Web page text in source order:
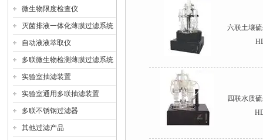
微生物限度检查仪
灭菌排液一体化薄膜过滤系统
自动液液萃取仪
多联微生物检测薄膜过滤系统
实验室抽滤装置
实验室通用多联抽滤装置
多联不锈钢过滤器
其他过滤产品
六联土壤
四联水质